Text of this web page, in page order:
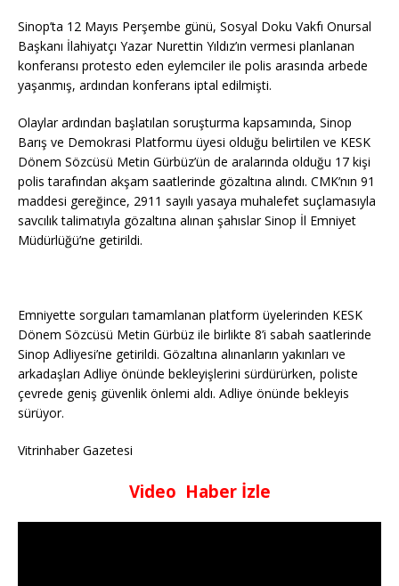
Sinop’ta 12 Mayıs Perşembe günü, Sosyal Doku Vakfı Onursal
Başkanı İlahiyatçı Yazar Nurettin Yıldız’ın vermesi planlanan
konferansı protesto eden eylemciler ile polis arasında arbede
yaşanmış, ardından konferans iptal edilmişti.
Olaylar ardından başlatılan soruşturma kapsamında, Sinop
Barış ve Demokrasi Platformu üyesi olduğu belirtilen ve KESK
Dönem Sözcüsü Metin Gürbüz’ün de aralarında olduğu 17 kişi
polis tarafından akşam saatlerinde gözaltına alındı. CMK’nın 91
maddesi gereğince, 2911 sayılı yasaya muhalefet suçlamasıyla
savcılık talimatıyla gözaltına alınan şahıslar Sinop İl Emniyet
Müdürlüğü’ne getirildi.
Emniyette sorguları tamamlanan platform üyelerinden KESK
Dönem Sözcüsü Metin Gürbüz ile birlikte 8’i sabah saatlerinde
Sinop Adliyesi’ne getirildi. Gözaltına alınanların yakınları ve
arkadaşları Adliye önünde bekleyişlerini sürdürürken, poliste
çevrede geniş güvenlik önlemi aldı. Adliye önünde bekleyis
sürüyor.
Vitrinhaber Gazetesi
Video Haber İzle